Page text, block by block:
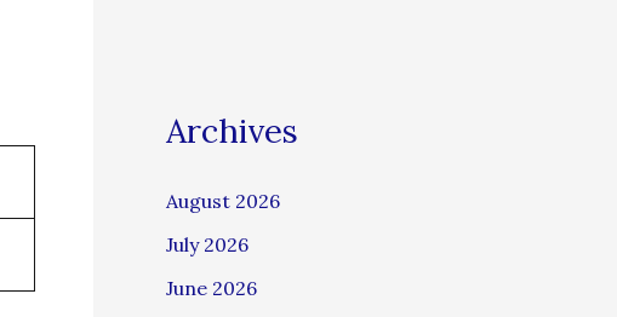
Archives
August 2026
July 2026
June 2026